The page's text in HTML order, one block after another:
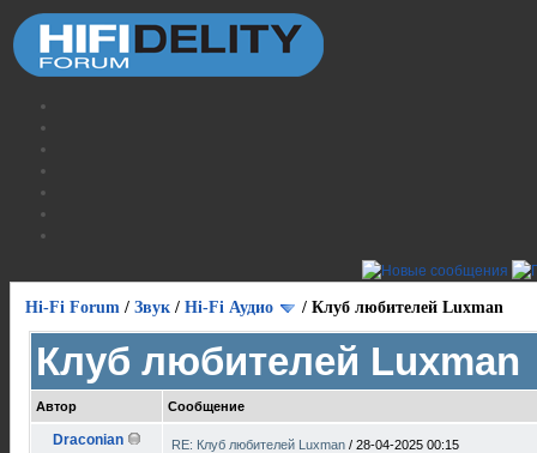
Hi-Fi Forum / Звук / Hi-Fi Аудио / Клуб любителей Luxman
Клуб любителей Luxman
Автор Сообщение
Draconian RE: Клуб любителей Luxman / 28-04-2025 00:15